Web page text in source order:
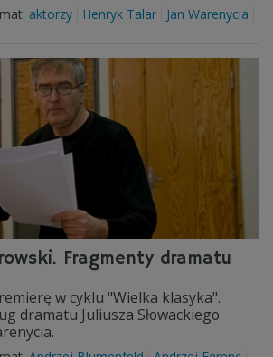
aktorzy Henryk Talar
Jan Warenycia
Fragmenty dramatu
w cyklu "Wielka klasyka".
dramatu Juliusza Słowackiego